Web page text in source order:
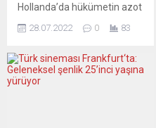
Hollanda’da hükümetin azot
yönelik kararlarını protesto
balyaları ve lastikler,
zincirleme kazaya sebep
28.07.2022 0 83